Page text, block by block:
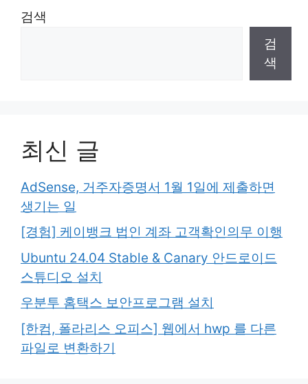
검색
검
색
최신 글
AdSense, 거주자증명서 1월 1일에 제출하면
생기는 일
[경험] 케이뱅크 법인 계좌 고객확인의무 이행
Ubuntu 24.04 Stable & Canary 안드로이드
스튜디오 설치
우분투 홈택스 보안프로그램 설치
[한컴, 폴라리스 오피스] 웹에서 hwp 를 다른
파일로 변환하기